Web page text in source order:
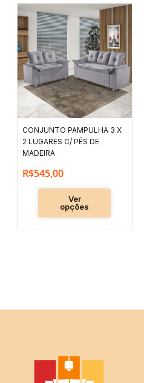
CONJUNTO PAMPULHA 3 X
2 LUGARES C/ PÉS DE
MADEIRA
R$545,00
Ver
opções
Este
produto
tem
várias
variantes.
As
opções
podem
produto